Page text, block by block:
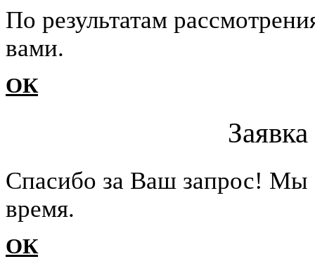
По результатам
вами.
ОК
Cпасибо за Ваш запрос!
время.
ОК